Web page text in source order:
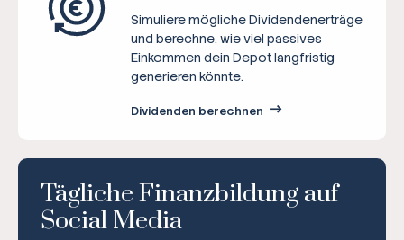
Simuliere mögliche Dividendenerträge
und berechne, wie viel passives
Einkommen dein Depot langfristig
generieren könnte.
Dividenden berechnen
Tägliche Finanzbildung auf
Social Media